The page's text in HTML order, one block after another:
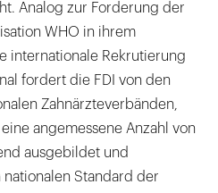
Analog zur Forderung der
WHO in ihrem
internationale Rekrutierung
fordert die FDI von den
Zahnärzteverbänden,
angemessene Anzahl von
ausgebildet und
Standard der